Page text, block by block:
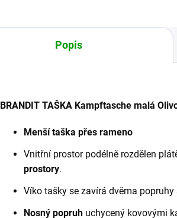
Popis
BRANDIT TAŠKA Kampftasche malá
Menší taška přes rameno
Vnitřní prostor podélně rozdělen
prostory.
Víko tašky se zavírá dvěma
Nosný popruh uchycený kovovými